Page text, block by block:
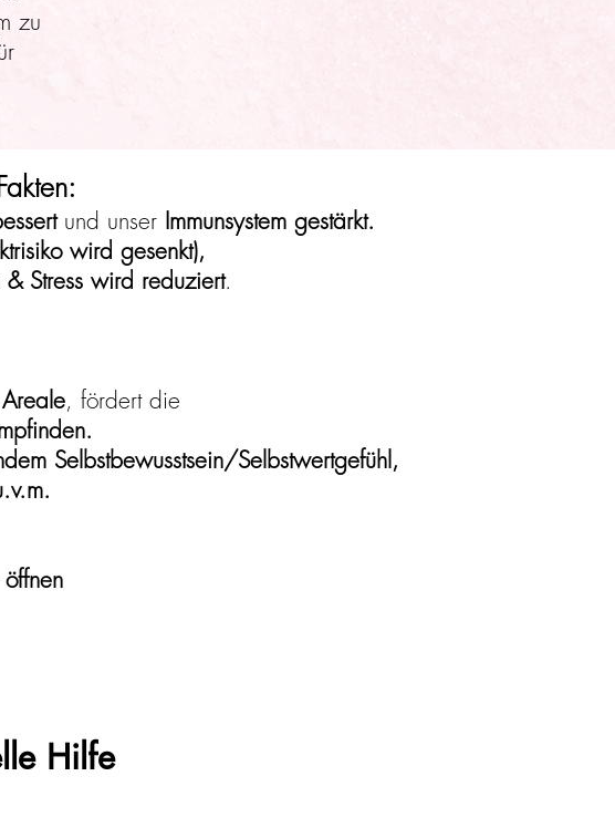
zu
und unser Immunsystem gestärkt.
wird gesenkt),
Stress wird reduziert.
, fördert die
Selbstbewusstsein/Selbstwertgefühl,
Hilfe